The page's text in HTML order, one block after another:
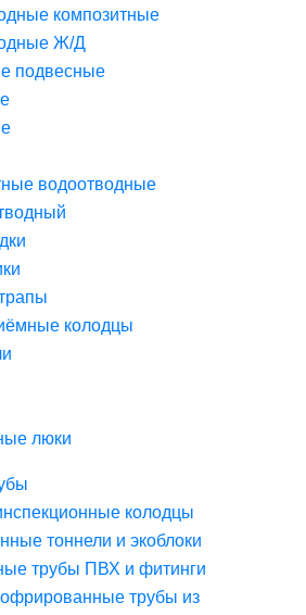
композитные
Ж/Д
подвесные
водоотводные
колодцы
люки
колодцы
тоннели и экоблоки
трубы ПВХ и фитинги
трубы из